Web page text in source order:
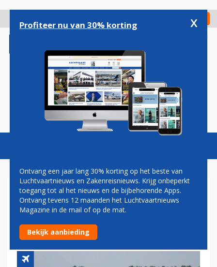
gaan
Check in
Magazine Podcasts Vacatures
STUDENTEN ONTWERPEN
TAPIJT IN BOEING 737
MAX'EN CORENDON
Profiteer nu van 30% korting x
Ontvang een jaar lang 30% korting op het beste van
Luchtvaartnieuws en Zakenreisnieuws. Krijg onbeperkt
toegang tot al het nieuws en de bijbehorende Apps.
Ontvang tevens 12 maanden het Luchtvaartnieuws
Magazine in de mail of op de mat.
Bekijk aanbieding